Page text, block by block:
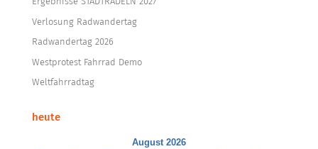
Verlosung Radwandertag
Radwandertag 2026
Westprotest Fahrrad Demo
Weltfahrradtag
heute
August 2026